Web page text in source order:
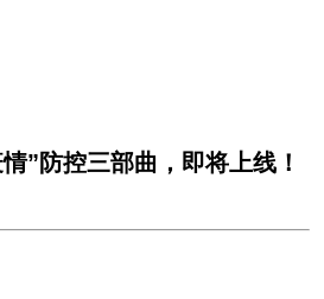
”防控三部曲，即将上线！